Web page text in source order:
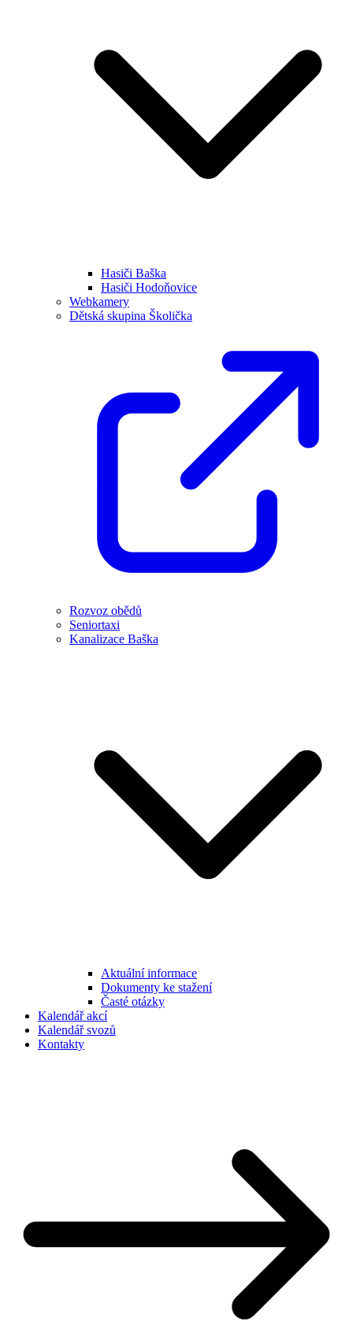
Hasiči Baška
Hasiči Hodoňovice
Webkamery
Dětská skupina Školička
Rozvoz obědů
Seniortaxi
Kanalizace Baška
Aktuální informace
Dokumenty ke stažení
Časté otázky
Kalendář akcí
Kalendář svozů
Kontakty